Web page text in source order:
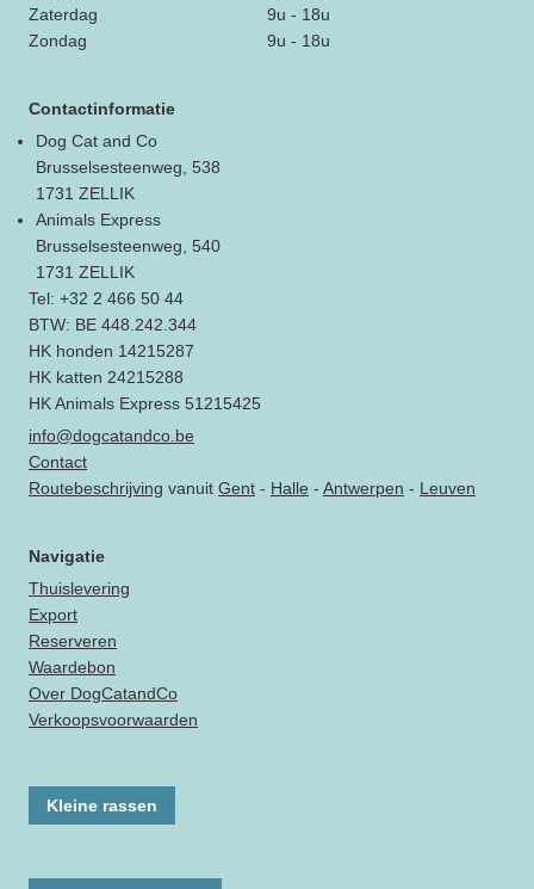
Zaterdag
9u - 18u
Zondag
9u - 18u
Contactinformatie
Dog Cat and Co
Brusselsesteenweg, 538
1731 ZELLIK
Animals Express
Brusselsesteenweg, 540
1731 ZELLIK
Tel: +32 2 466 50 44
BTW: BE 448.242.344
HK honden 14215287
HK katten 24215288
HK Animals Express 51215425
info@dogcatandco.be
Contact
Routebeschrijving vanuit Gent - Halle - Antwerpen - Leuven
Navigatie
Thuislevering
Export
Reserveren
Waardebon
Over DogCatandCo
Verkoopsvoorwaarden
Kleine rassen